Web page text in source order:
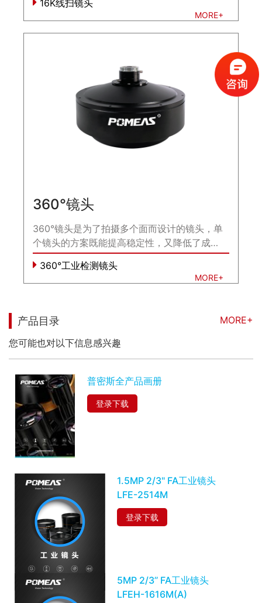
16K线扫镜头
MORE+
360°镜头
360°镜头是为了拍摄多个面而设计的镜头，单
个镜头的方案既能提高稳定性，又降低了成
本。...
360°工业检测镜头
MORE+
产品目录
MORE+
您可能也对以下信息感兴趣
普密斯全产品画册
登录下载
1.5MP 2/3" FA工业镜头
LFE-2514M
登录下载
5MP 2/3’’ FA工业镜头
LFEH-1616M(A)